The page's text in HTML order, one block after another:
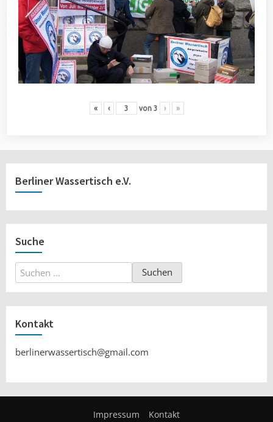
« ‹ von 3 › »
Berliner Wassertisch e.V.
Suche
Suchen
nach:
Kontakt
berlinerwassertisch@gmail.com
Impressum Kontakt